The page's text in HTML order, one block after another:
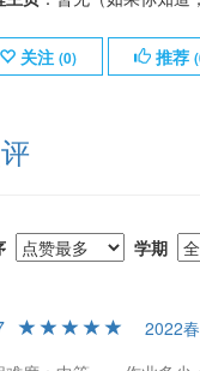
关注 (0) 推荐 (
学期
2022春